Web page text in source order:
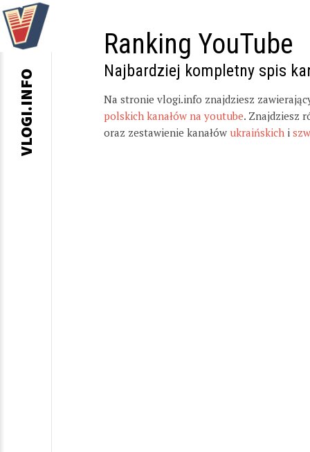
Ranking YouTube
Najbardziej kompletny spis
Na stronie vlogi.info znajdziesz
polskich kanałów na youtube. Znajdziesz
oraz zestawienie kanałów ukraińskich i
VLOGI.INFO